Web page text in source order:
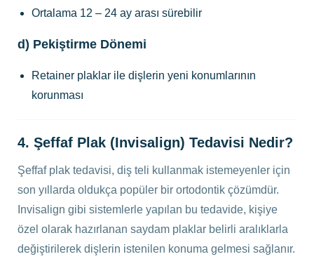
Ortalama 12 – 24 ay arası sürebilir
d) Pekiştirme Dönemi
Retainer plaklar ile dişlerin yeni konumlarının
korunması
4. Şeffaf Plak (Invisalign) Tedavisi Nedir?
Şeffaf plak tedavisi, diş teli kullanmak istemeyenler için
son yıllarda oldukça popüler bir ortodontik çözümdür.
Invisalign gibi sistemlerle yapılan bu tedavide, kişiye
özel olarak hazırlanan saydam plaklar belirli aralıklarla
değiştirilerek dişlerin istenilen konuma gelmesi sağlanır.